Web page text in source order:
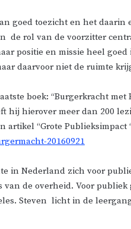
goed toezicht en het
de rol van de voorzitter
positie en missie heel
daarvoor niet de ruimte
boek: “Burgerkracht met
hij hierover meer dan 200
“Grote Publieksimpact
20160921
in Nederland zich voor
de overheid. Voor
Steven licht in de